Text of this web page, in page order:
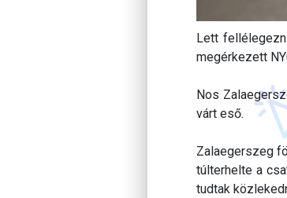
Lett
megérkezett
Nos
várt eső.
Zalaegerszeg
túlterhelte a
tudtak